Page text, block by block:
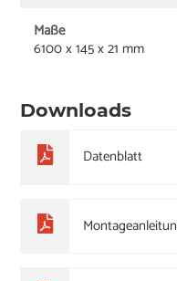
Maße
6100 x 145 x 21 mm
Downloads
Datenblatt